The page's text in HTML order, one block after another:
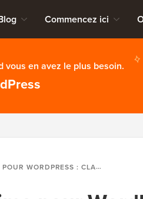
Commencez ici
vous en avez le plus besoin.
: CLASSEZ-VOUS SUR GOOGLE ET L'IA (2026)